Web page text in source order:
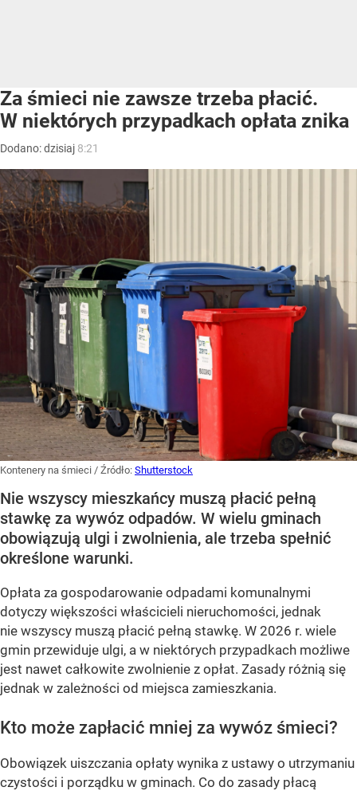
Za śmieci nie zawsze trzeba płacić.
W niektórych przypadkach opłata znika
Dodano:dzisiaj 8:21
Kontenery na śmieci / Źródło: Shutterstock
Nie wszyscy mieszkańcy muszą płacić pełną
stawkę za wywóz odpadów. W wielu gminach
obowiązują ulgi i zwolnienia, ale trzeba spełnić
określone warunki.
Opłata za gospodarowanie odpadami komunalnymi
dotyczy większości właścicieli nieruchomości, jednak
nie wszyscy muszą płacić pełną stawkę. W 2026 r. wiele
gmin przewiduje ulgi, a w niektórych przypadkach możliwe
jest nawet całkowite zwolnienie z opłat. Zasady różnią się
jednak w zależności od miejsca zamieszkania.
Kto może zapłacić mniej za wywóz śmieci?
Obowiązek uiszczania opłaty wynika z ustawy o utrzymaniu
czystości i porządku w gminach. Co do zasady płacą